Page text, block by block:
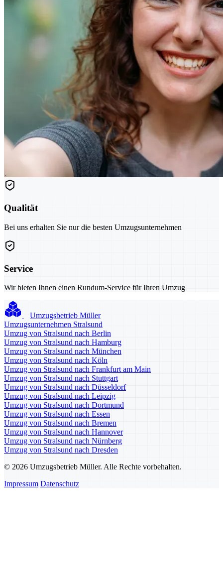
Qualität
Bei uns erhalten Sie nur die besten Umzugsunternehmen
Service
Wir bieten Ihnen einen Rundum-Service für Ihren Umzug
Umzugsbetrieb Müller
Umzugsunternehmen Stralsund
Umzug von Stralsund nach Berlin
Umzug von Stralsund nach Hamburg
Umzug von Stralsund nach München
Umzug von Stralsund nach Köln
Umzug von Stralsund nach Frankfurt am Main
Umzug von Stralsund nach Stuttgart
Umzug von Stralsund nach Düsseldorf
Umzug von Stralsund nach Leipzig
Umzug von Stralsund nach Dortmund
Umzug von Stralsund nach Essen
Umzug von Stralsund nach Bremen
Umzug von Stralsund nach Hannover
Umzug von Stralsund nach Nürnberg
Umzug von Stralsund nach Dresden
© 2026 Umzugsbetrieb Müller. Alle Rechte vorbehalten.
Impressum Datenschutz